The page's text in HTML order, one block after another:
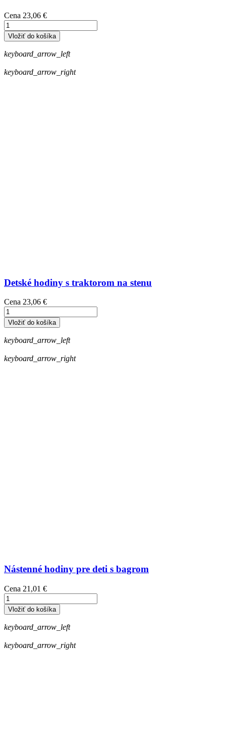
Cena 23,06 €
Vložiť do košíka
keyboard_arrow_left
keyboard_arrow_right
Detské hodiny s traktorom na stenu
Cena 23,06 €
Vložiť do košíka
keyboard_arrow_left
keyboard_arrow_right
Nástenné hodiny pre deti s bagrom
Cena 21,01 €
Vložiť do košíka
keyboard_arrow_left
keyboard_arrow_right